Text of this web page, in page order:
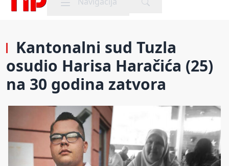
Kantonalni sud Tuzla
osudio Harisa Haračića (25)
na 30 godina zatvora